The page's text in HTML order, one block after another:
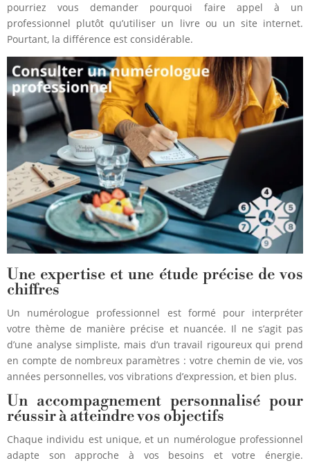
pourriez vous demander pourquoi faire appel à un
professionnel plutôt qu’utiliser un livre ou un site internet.
Pourtant, la différence est considérable.
Une expertise et une étude précise de vos
chiffres
Un numérologue professionnel est formé pour interpréter
votre thème de manière précise et nuancée. Il ne s’agit pas
d’une analyse simpliste, mais d’un travail rigoureux qui prend
en compte de nombreux paramètres : votre chemin de vie, vos
années personnelles, vos vibrations d’expression, et bien plus.
Un accompagnement personnalisé pour
réussir à atteindre vos objectifs
Chaque individu est unique, et un numérologue professionnel
adapte son approche à vos besoins et votre énergie.